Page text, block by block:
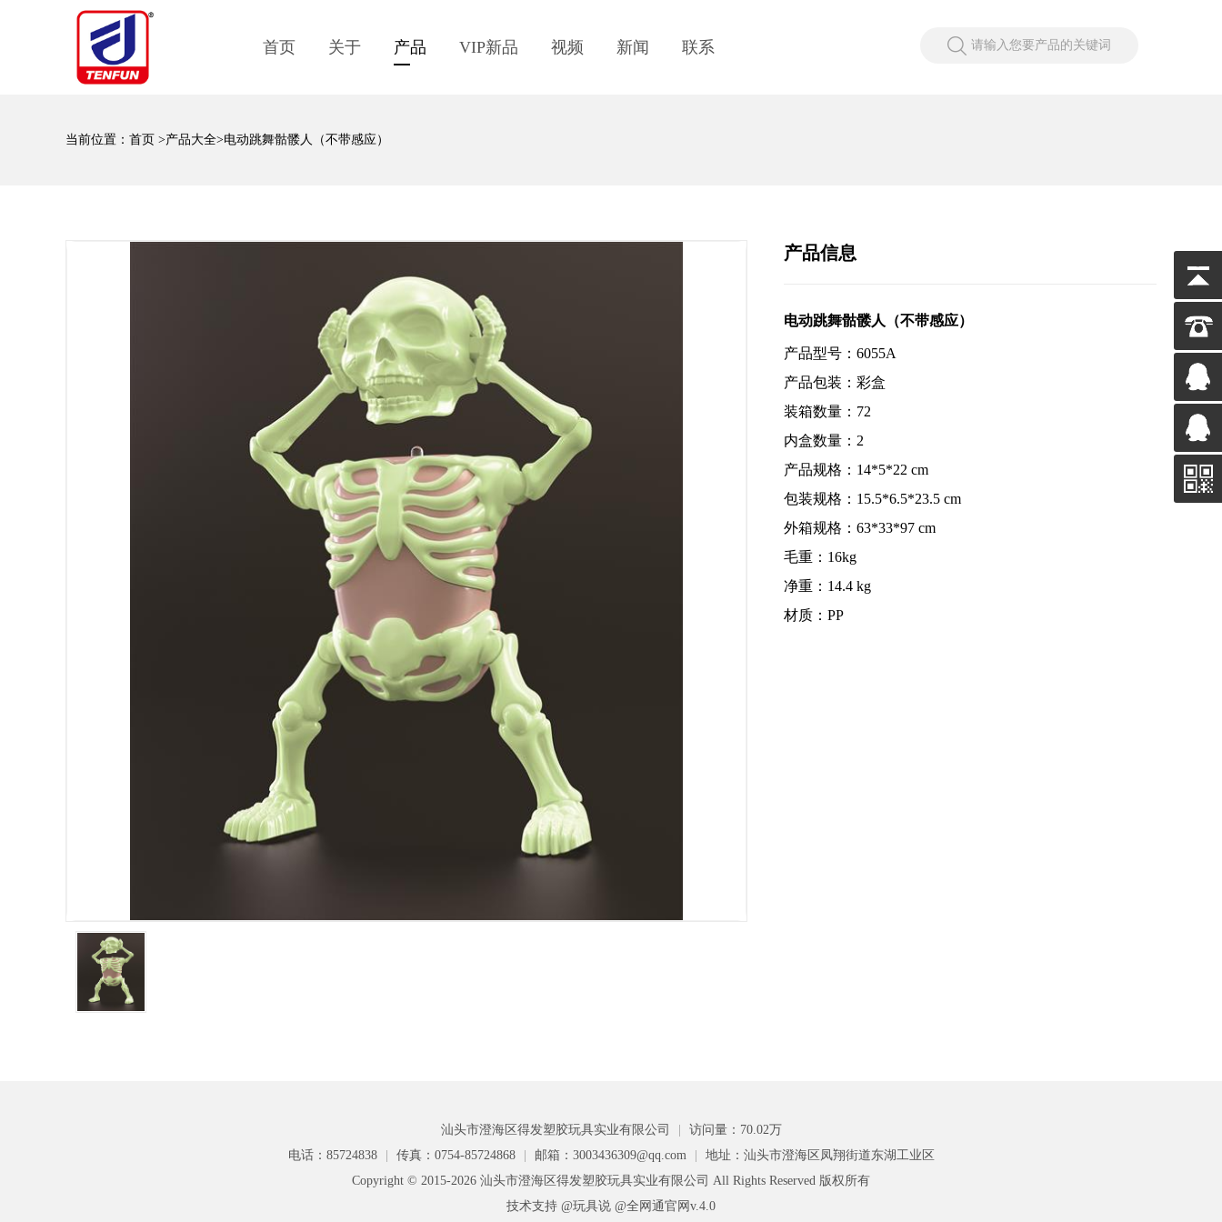
首页 关于 产品 VIP新品 视频 新闻 联系 请输入您要产品的关键词
当前位置： 首页 >产品大全>电动跳舞骷髅人（不带感应）
产品信息
电动跳舞骷髅人（不带感应）
产品型号：6055A
产品包装：彩盒
装箱数量：72
内盒数量：2
产品规格：14*5*22 cm
包装规格：15.5*6.5*23.5 cm
外箱规格：63*33*97 cm
毛重：16kg
净重：14.4 kg
材质：PP
汕头市澄海区得发塑胶玩具实业有限公司
访问量：70.02万
电话：85724838
传真：0754-85724868 邮箱：3003436309@qq.com
地址：汕头市澄海区凤翔街道东湖工业区
Copyright © 2015-2026 汕头市澄海区得发塑胶玩具实业有限公司 All Rights Reserved 版权所有
技术支持 @玩具说 @全网通官网v.4.0